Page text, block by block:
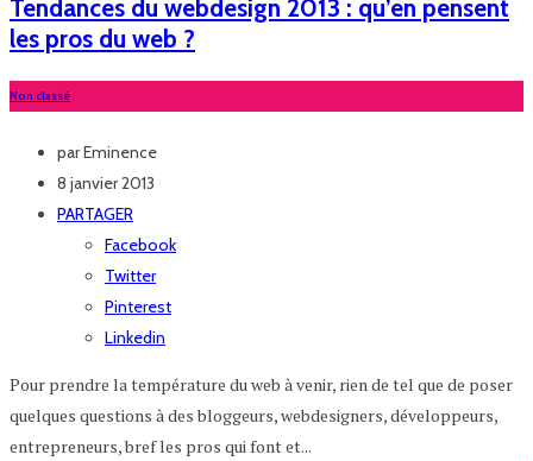
Tendances du webdesign 2013 : qu’en pensent
les pros du web ?
Non classé
parEminence
8 janvier 2013
PARTAGER
Facebook
Twitter
Pinterest
Linkedin
Pour prendre la température du web à venir, rien de tel que de poser
quelques questions à des bloggeurs, webdesigners, développeurs,
entrepreneurs, bref les pros qui font et...